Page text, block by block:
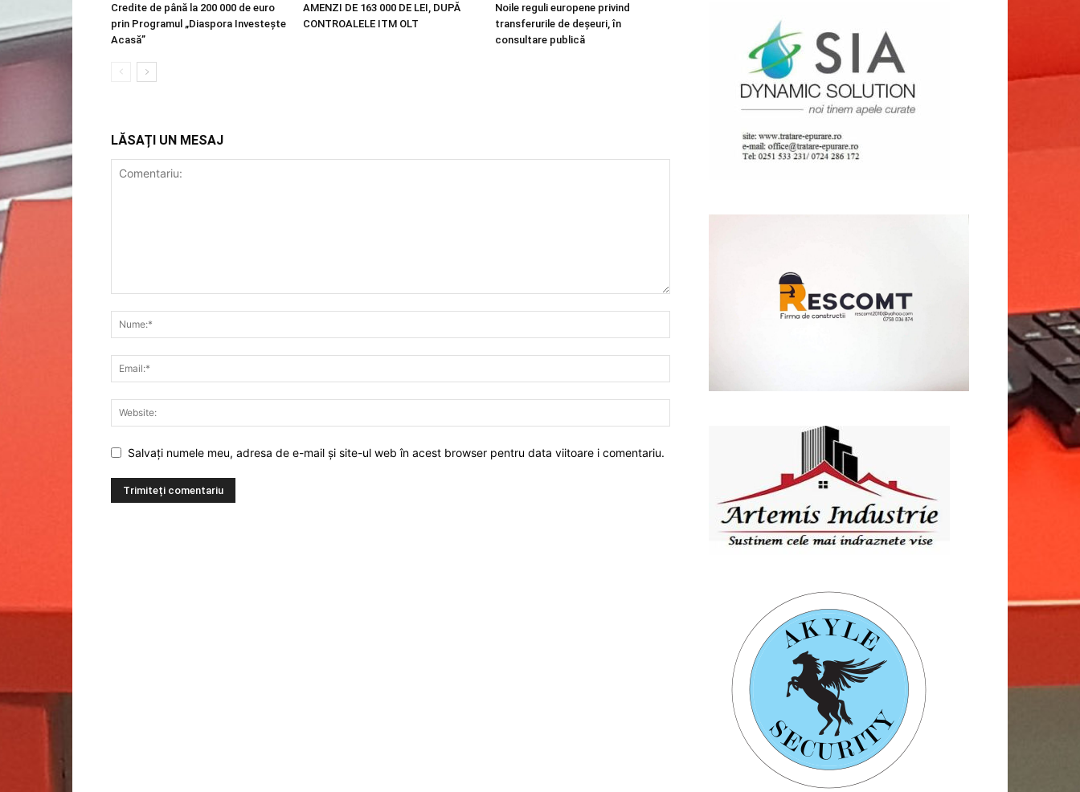
Credite de până la 200 000 de euro
prin Programul „Diaspora Investește
Acasă”
AMENZI DE 163 000 DE LEI, DUPĂ
CONTROALELE ITM OLT
Noile reguli europene privind
transferurile de deșeuri, în
consultare publică
LĂSAȚI UN MESAJ
Salvați numele meu, adresa de e-mail și site-ul web în acest browser pentru data viitoare i comentariu.